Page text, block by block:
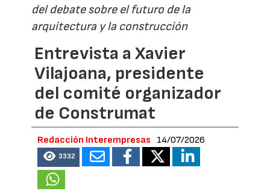
del debate sobre el futuro de la
arquitectura y la construcción
Entrevista a Xavier
Vilajoana, presidente
del comité organizador
de Construmat
Redacción Interempresas 14/07/2026
3332